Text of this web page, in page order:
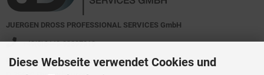
JUERGEN DROSS PROFESSIONAL SERVICES GmbH
+49(0)6449-92897919
Kirchstraße 44
Diese Webseite verwendet Cookies und